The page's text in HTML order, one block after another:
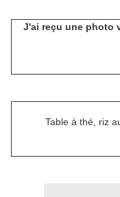
J'ai reçu une photo
Table à thé, riz